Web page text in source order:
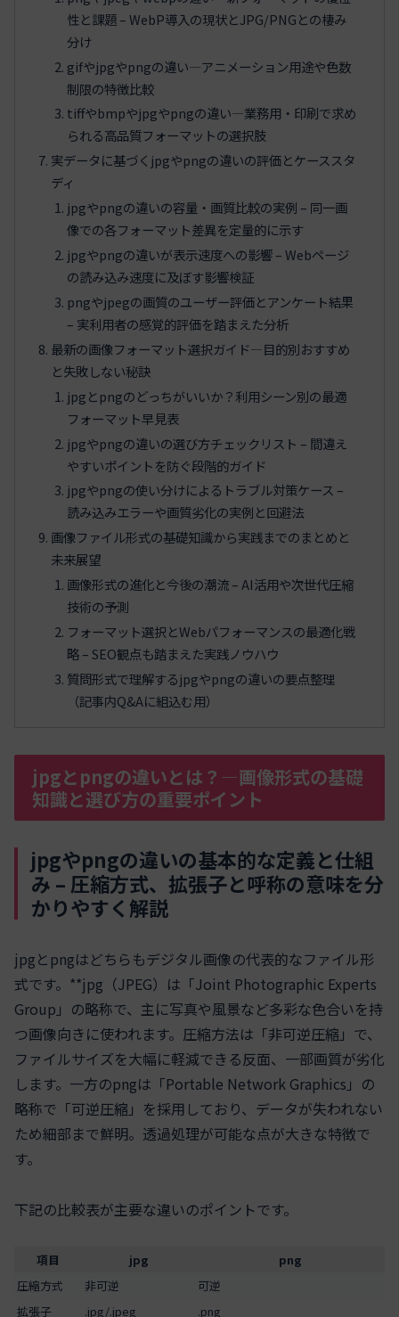
性と課題 – WebP導入の現状とJPG/PNGとの棲み
分け
gifやjpgやpngの違い—アニメーション用途や色数
制限の特徴比較
tiffやbmpやjpgやpngの違い—業務用・印刷で求め
られる高品質フォーマットの選択肢
実データに基づくjpgやpngの違いの評価とケーススタ
ディ
jpgやpngの違いの容量・画質比較の実例 – 同一画
像での各フォーマット差異を定量的に示す
jpgやpngの違いが表示速度への影響 – Webページ
の読み込み速度に及ぼす影響検証
pngやjpegの画質のユーザー評価とアンケート結果
– 実利用者の感覚的評価を踏まえた分析
最新の画像フォーマット選択ガイド—目的別おすすめ
と失敗しない秘訣
jpgとpngのどっちがいいか？利用シーン別の最適
フォーマット早見表
jpgやpngの違いの選び方チェックリスト – 間違え
やすいポイントを防ぐ段階的ガイド
jpgやpngの使い分けによるトラブル対策ケース –
読み込みエラーや画質劣化の実例と回避法
画像ファイル形式の基礎知識から実践までのまとめと
未来展望
画像形式の進化と今後の潮流 – AI活用や次世代圧縮
技術の予測
フォーマット選択とWebパフォーマンスの最適化戦
略 – SEO観点も踏まえた実践ノウハウ
質問形式で理解するjpgやpngの違いの要点整理
（記事内Q&Aに組込む用）
jpgとpngの違いとは？—画像形式の基礎
知識と選び方の重要ポイント
jpgやpngの違いの基本的な定義と仕組
み – 圧縮方式、拡張子と呼称の意味を分
かりやすく解説
jpgとpngはどちらもデジタル画像の代表的なファイル形
式です。**jpg（JPEG）は「Joint Photographic Experts
Group」の略称で、主に写真や風景など多彩な色合いを持
つ画像向きに使われます。圧縮方法は「非可逆圧縮」で、
ファイルサイズを大幅に軽減できる反面、一部画質が劣化
します。一方のpngは「Portable Network Graphics」の
略称で「可逆圧縮」を採用しており、データが失われない
ため細部まで鮮明。透過処理が可能な点が大きな特徴で
す。
下記の比較表が主要な違いのポイントです。
項目 jpg
png
圧縮方式
非可逆
可逆
拡張子
.jpg/.jpeg .png